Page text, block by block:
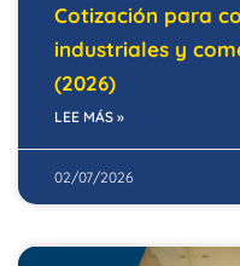
Cotización para
industriales y
(2026)
LEE MÁS »
02/07/2026